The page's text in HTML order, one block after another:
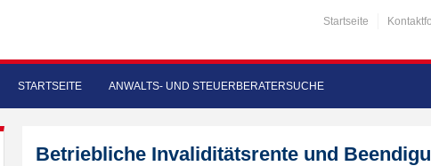
Startseite
STARTSEITE ANWALTS- UND STEUERBERATERSUCHE
Betriebliche Invaliditätsrente und